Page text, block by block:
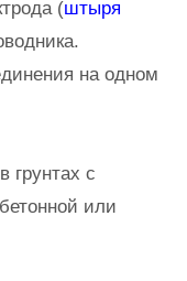
(штыря
на одном
грунтах с
или